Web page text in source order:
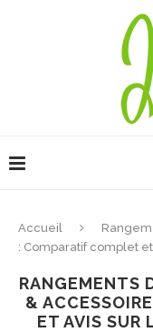
Accueil
: Comparatif complet
RANGEMENTS
&
ET AVIS SUR